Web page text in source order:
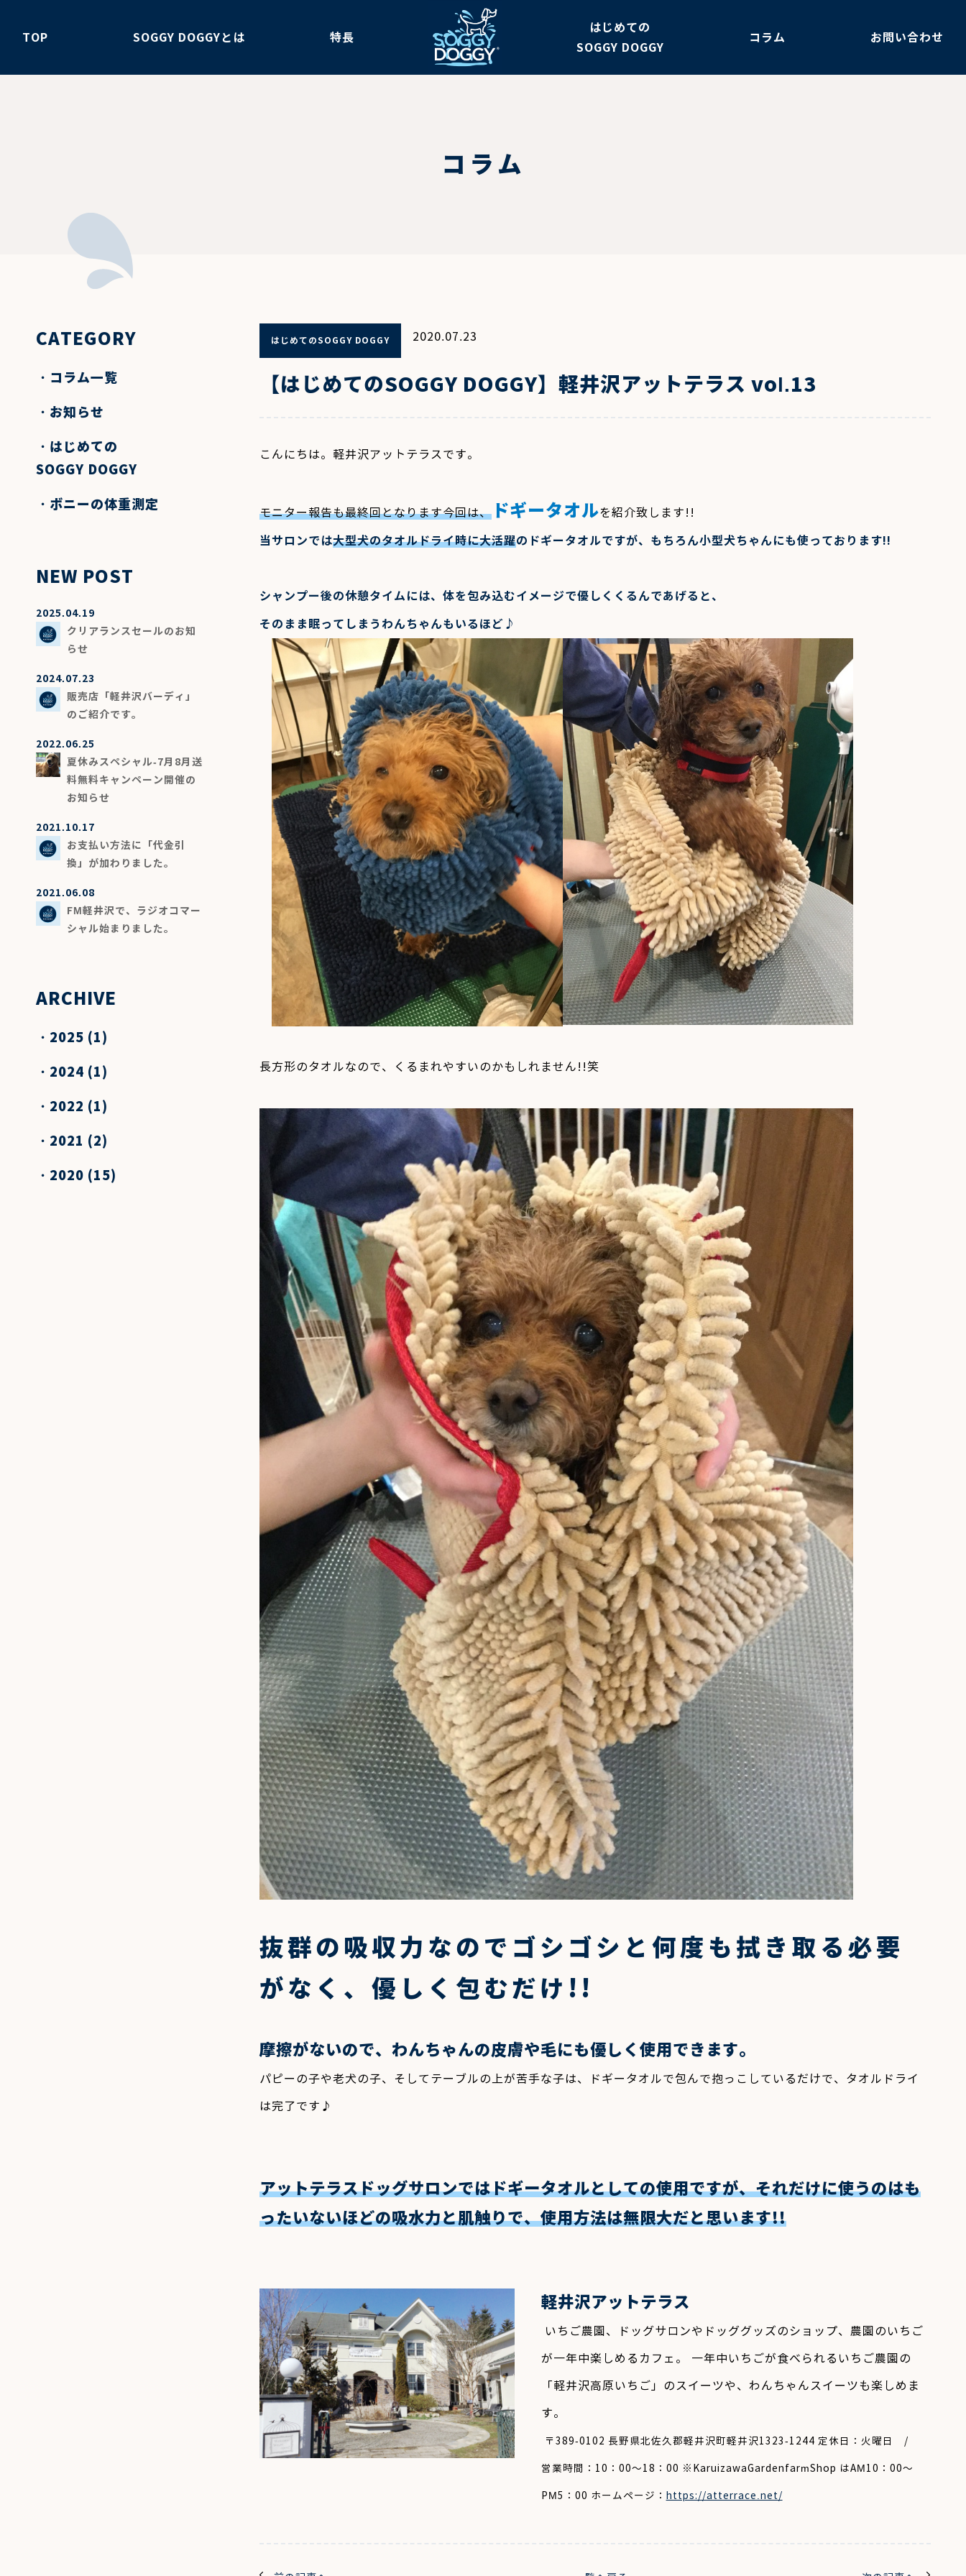
TOP SOGGY DOGGYとは 特長
はじめての
SOGGY DOGGY
コラム お問い合わせ
コラム
はじめてのSOGGY DOGGY 2020.07.23
【はじめてのSOGGY DOGGY】軽井沢アットテラス vol.13
こんにちは。軽井沢アットテラスです。
モニター報告も最終回となります今回は、ドギータオルを紹介致します !!
当サロンでは大型犬のタオルドライ時に大活躍のドギータオルですが、もちろん小型犬ちゃんにも使っております!!
シャンプー後の休憩タイムには、体を包み込むイメージで優しくくるんであげると、
そのまま眠ってしまうわんちゃんもいるほど ♪
長方形のタオルなので、くるまれやすいのかもしれません !! 笑
抜群の吸収力なのでゴシゴシと何度も拭き取る必要
がなく、優しく包むだけ !!
摩擦がないので、わんちゃんの皮膚や毛にも優しく使用できます。
パピーの子や老犬の子、そしてテーブルの上が苦手な子は、ドギータオルで包んで抱っこしているだけで、タオルドライ
は完了です♪
アットテラスドッグサロンではドギータオルとしての使用ですが、それだけに使うのはも
ったいないほどの吸水力と肌触りで、使用方法は無限大だと思います!!
軽井沢アットテラス
いちご農園、ドッグサロンやドッググッズのショップ、農園のいちご
が一年中楽しめるカフェ。 一年中いちごが食べられるいちご農園の
「軽井沢高原いちご」のスイーツや、わんちゃんスイーツも楽しめま
す。
〒389-0102 長野県北佐久郡軽井沢町軽井沢1323-1244 定休日：火曜日 /
営業時間：10：00～18：00 ※KaruizawaGardenfarmShop はAM10：00～
PM5：00 ホームページ： https://atterrace.net/
CATEGORY
コラム一覧
お知らせ
はじめての
SOGGY DOGGY
ボニーの体重測定
NEW POST
2025.04.19
クリアランスセールのお知
らせ
2024.07.23
販売店「軽井沢バーディ」
のご紹介です。
2022.06.25
夏休みスペシャル-7月8月送
料無料キャンペーン開催の
お知らせ
2021.10.17
お支払い方法に「代金引
換」が加わりました。
2021.06.08
FM軽井沢で、ラジオコマー
シャル始まりました。
ARCHIVE
2025 (1)
2024 (1)
2022 (1)
2021 (2)
2020 (15)